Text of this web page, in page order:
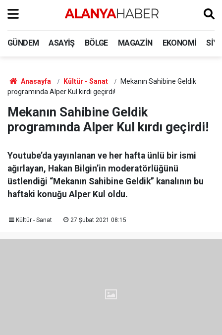
GÜNDEM ASAYIŞ BÖLGE MAGAZIN EKONOMI
Anasayfa Kültür - Sanat
Mekanın Sahibine Geldik
programında Alper Kul kırdı geçirdi!
Mekanın Sahibine Geldik
programında Alper Kul kırdı geçirdi!
Youtube’da yayınlanan ve her hafta ünlü bir ismi
ağırlayan, Hakan Bilgin’in moderatörlüğünü
üstlendiği “Mekanın Sahibine Geldik” kanalının bu
haftaki konuğu Alper Kul oldu.
Kültür - Sanat 27 Şubat 2021 08:15